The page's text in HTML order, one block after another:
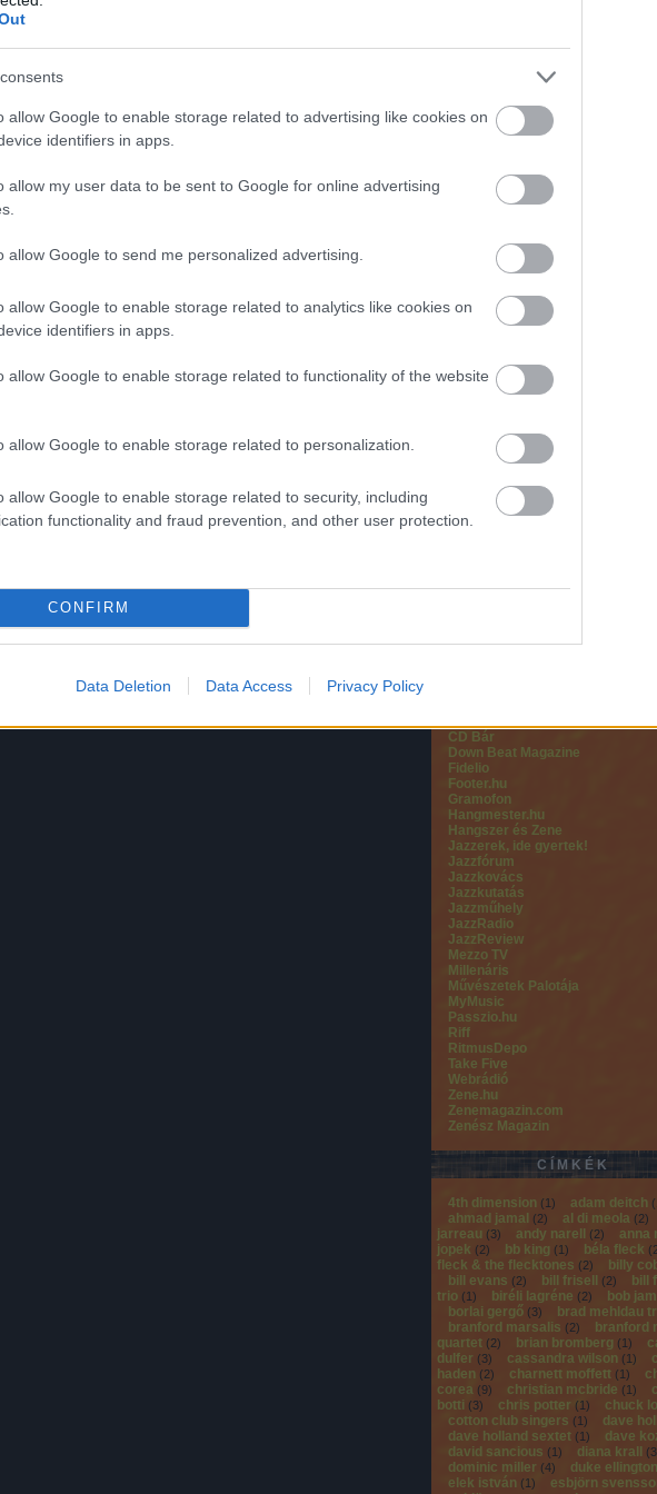
allow Google to enable storage related to advertising like cookies on
identifiers in apps.
allow my user data to be sent to Google for online advertising
allow Google to send me personalized advertising.
allow Google to enable storage related to analytics like cookies on
identifiers in apps.
allow Google to enable storage related to functionality of the website
allow Google to enable storage related to personalization.
allow Google to enable storage related to security, including
functionality and fraud prevention, and other user protection.
CONFIRM
Data Deletion Data Access Privacy Policy
Harcsa Veronika
Hiram Bullock
Joe Zawinul
John McLaughlin
John Scofield
Keith Jarrett
Kenny Garrett
Mike Stern
Miles Davis
Pat Metheny
Richard Bona
Spyro Gyra
The Police
Victor Bailey
Wayne Shorter
Yellowjackets
Danubius Music
Főnix Rendezvényszervező
Live Nation Hungary
ShowTime Budapest
VEGYES
CD Bár
Down Beat Magazine
Fidelio
Footer.hu
Gramofon
Hangmester.hu
Hangszer és Zene
Jazzerek, ide gyertek!
Jazzfórum
Jazzkovács
Jazzkutatás
Jazzműhely
JazzRadio
JazzReview
Mezzo TV
Millenáris
Művészetek Palotája
MyMusic
Passzio.hu
Riff
RitmusDepo
Take Five
Webrádió
Zene.hu
Zenemagazin.com
Zenész Magazin
CÍMKÉK
4th dimension (1 ) adam deitch (
ahmad jamal (2) al di meola (2)
jarreau (3) andy narell (2)
anna
jopek (2) bb king (1 ) béla fleck (
fleck & the flecktones (2) billy
bill evans (2) bill frisell (2)
bill
trio (1 ) biréli lagréne (2) bob
borlai gergő (3) brad mehldau
branford marsalis (2)
branford
quartet (2) brian bromberg (1 )
dulfer (3) cassandra wilson (1 )
haden (2) charnett moffett (1 )
corea (9) christian mcbride (1 )
botti (3) chris potter (1 ) chuck
cotton club singers (1 ) dave
dave holland sextet (1 ) dave
david sancious (1 ) diana krall (3
dominic miller (4) duke ellington
elek istván (1 ) esbjörn